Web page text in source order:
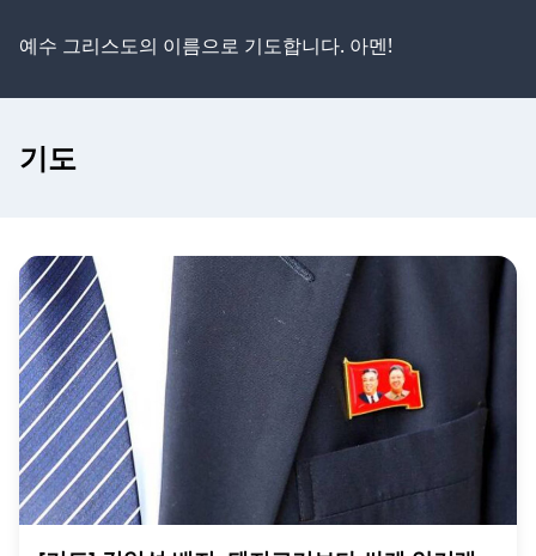
예수 그리스도의 이름으로 기도합니다. 아멘!
기도